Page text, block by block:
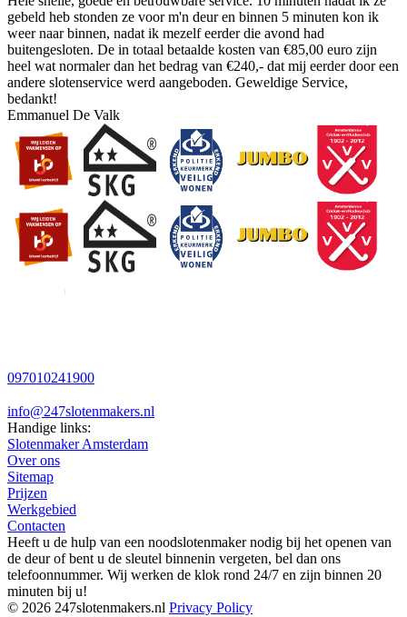
gebeld heb stonden ze voor m'n deur en binnen 5 minuten kon ik
weer naar binnen, nadat ik mezelf eerder die avond had
buitengesloten. De in totaal betaalde kosten van €85,00 euro zijn
heel wat normaler dan het bedrag van €240,- dat mij eerder door een
andere slotenservice werd aangeboden. Geweldige Service,
bedankt!
Emmanuel De Valk
097010241900
info@247slotenmakers.nl
Handige links:
Slotenmaker Amsterdam
Over ons
Sitemap
Prijzen
Werkgebied
Contacten
Heeft u de hulp van een noodslotenmaker nodig bij het openen van
de deur of bent u de sleutel binnenin vergeten, bel dan ons
telefoonnummer. Wij werken de klok rond 24/7 en zijn binnen 20
minuten bij u!
© 2026 247slotenmakers.nl Privacy Policy